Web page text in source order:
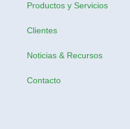
Productos y Servicios
Clientes
Noticias & Recursos
Contacto